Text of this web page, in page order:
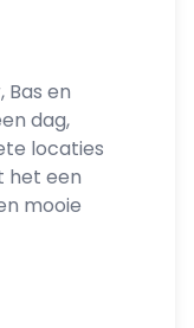
Bas en
dag,
locaties
het een
mooie